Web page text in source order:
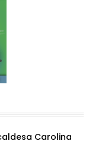
Carolina